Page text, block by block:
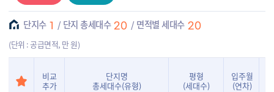
단지수 1 단지 총세대수 20 면적별 세대수 20
(단위 : 공급면적, 만 원)
비교
추가
단지명
총세대수(유형)
평형
(세대수)
입주월
(연차)